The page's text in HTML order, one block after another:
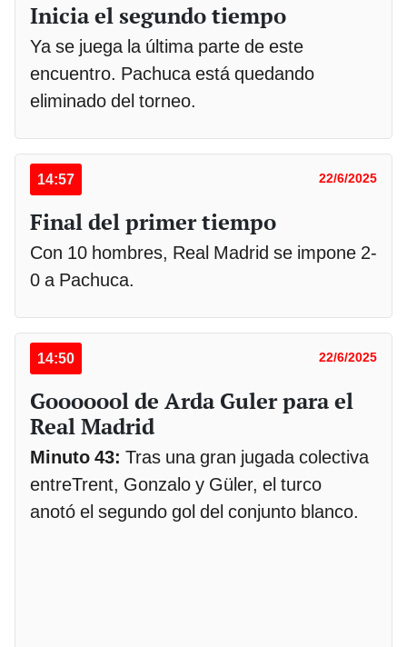
Inicia el segundo tiempo
Ya se juega la última parte de este
encuentro. Pachuca está quedando
eliminado del torneo.
14:57 22/6/2025
Final del primer tiempo
Con 10 hombres, Real Madrid se impone 2-
0 a Pachuca.
14:50 22/6/2025
Gooooool de Arda Guler para el
Real Madrid
Minuto 43: Tras una gran jugada colectiva
entreTrent, Gonzalo y Güler, el turco
anotó el segundo gol del conjunto blanco.